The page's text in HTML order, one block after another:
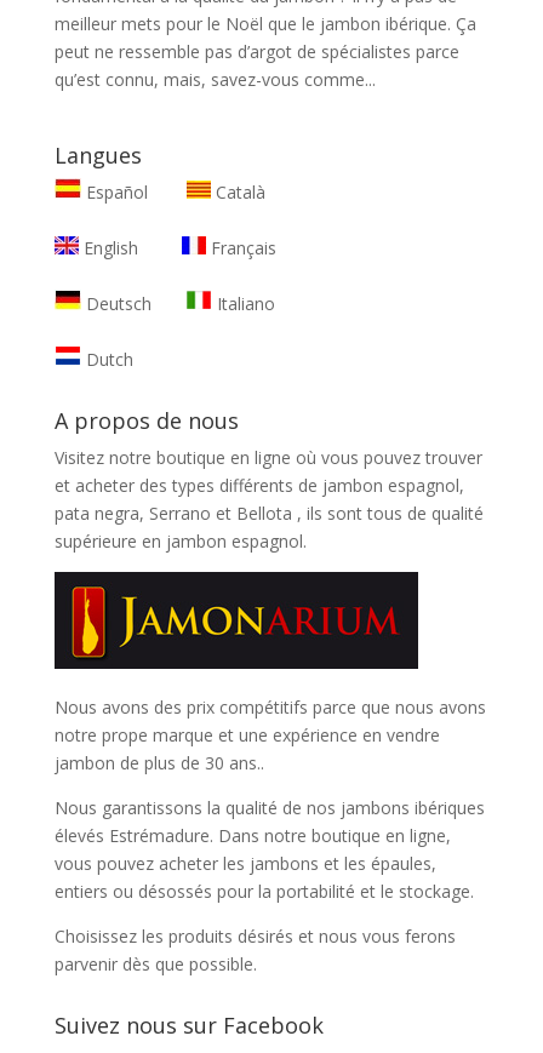
meilleur mets pour le Noël que le jambon ibérique. Ça
peut ne ressemble pas d’argot de spécialistes parce
qu’est connu, mais, savez-vous comme...
Langues
Español Català
English Français
Deutsch Italiano
Dutch
A propos de nous
Visitez notre boutique en ligne où vous pouvez trouver
et acheter des types différents de jambon espagnol,
pata negra, Serrano et Bellota , ils sont tous de qualité
supérieure en jambon espagnol.
Nous avons des prix compétitifs parce que nous avons
notre prope marque et une expérience en vendre
jambon de plus de 30 ans..
Nous garantissons la qualité de nos jambons ibériques
élevés Estrémadure. Dans notre boutique en ligne,
vous pouvez acheter les jambons et les épaules,
entiers ou désossés pour la portabilité et le stockage.
Choisissez les produits désirés et nous vous ferons
parvenir dès que possible.
Suivez nous sur Facebook